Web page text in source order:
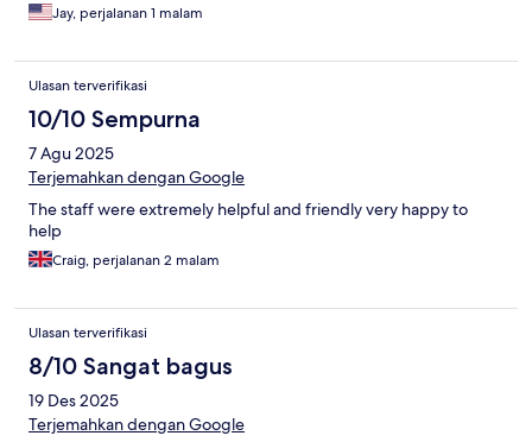
Jay, perjalanan 1 malam
Ulasan terverifikasi
10/10 Sempurna
7 Agu 2025
Terjemahkan dengan Google
The staff were extremely helpful and friendly very happy to
help
Craig, perjalanan 2 malam
Ulasan terverifikasi
8/10 Sangat bagus
19 Des 2025
Terjemahkan dengan Google